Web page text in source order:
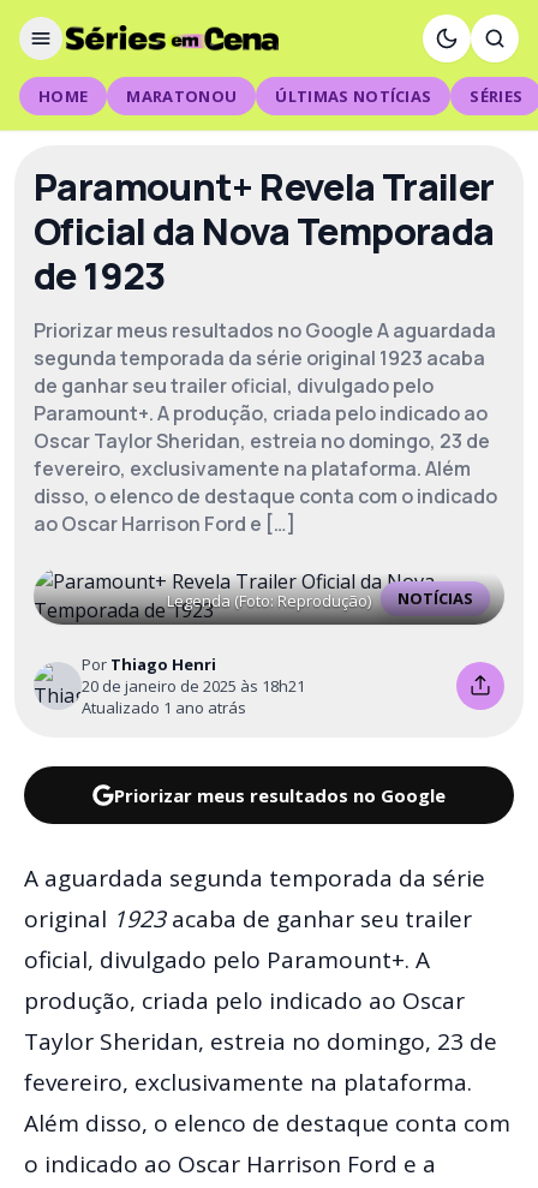
HOME MARATONOU ÚLTIMAS NOTÍCIAS SÉRIES
Paramount+ Revela Trailer
Oficial da Nova Temporada
de 1923
Priorizar meus resultados no Google A aguardada
segunda temporada da série original 1923 acaba
de ganhar seu trailer oficial, divulgado pelo
Paramount+. A produção, criada pelo indicado ao
Oscar Taylor Sheridan, estreia no domingo, 23 de
fevereiro, exclusivamente na plataforma. Além
disso, o elenco de destaque conta com o indicado
ao Oscar Harrison Ford e […]
NOTÍCIAS
Legenda (Foto: Reprodução)
Por Thiago Henri
20 de janeiro de 2025 às 18h21
Atualizado 1 ano atrás
Priorizar meus resultados no Google
A aguardada segunda temporada da série
original 1923acaba de ganhar seu trailer
oficial, divulgado pelo Paramount+. A
produção, criada pelo indicado ao Oscar
Taylor Sheridan, estreia no domingo, 23 de
fevereiro, exclusivamente na plataforma.
Além disso, o elenco de destaque conta com
o indicado ao Oscar Harrison Ford e a